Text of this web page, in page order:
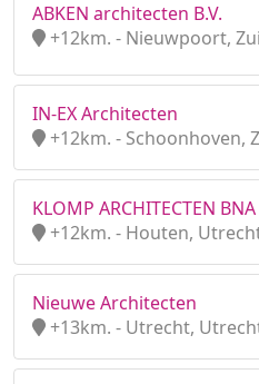
ABKEN architecten B.V.
+12km. - Nieuwpoort,
IN-EX Architecten
+12km. - Schoonhoven,
KLOMP ARCHITECTEN BNA
+12km. - Houten,
Nieuwe Architecten
+13km. - Utrecht,